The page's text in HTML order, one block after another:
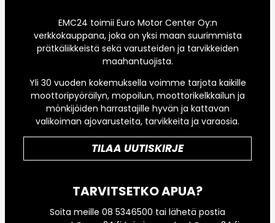
EMC24 toimii Euro Motor Center Oy:n
verkkokauppana, joka on yksi maan suurimmista
prätkäliikkeistä sekä varusteiden ja tarvikkeiden
maahantuojista.
Yli 30 vuoden kokemuksella voimme tarjota kaikille
moottoripyöräilyn, mopoilun, moottorikelkkailun ja
mönkijöiden harrastajille hyvän ja kattavan
valikoiman ajovarusteita, tarvikkeita ja varaosia.
TILAA UUTISKIRJE
TARVITSETKO APUA?
Soita meille 08 5346500 tai lähetä postia